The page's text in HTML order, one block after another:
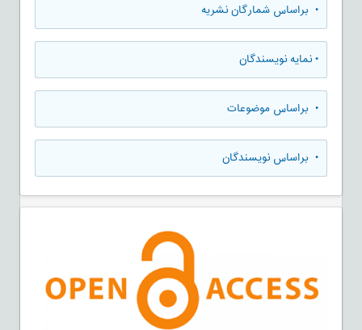
• براساس شمارگان نشریه
•نمایه نویسندگان
• براساس موضوعات
• براساس نویسندگان